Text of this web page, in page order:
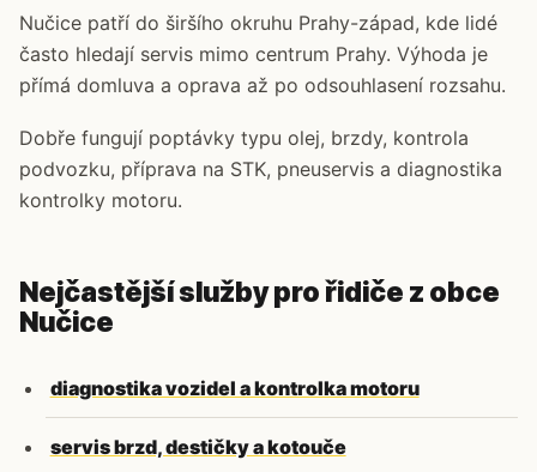
Nučice patří do širšího okruhu Prahy-západ, kde lidé
často hledají servis mimo centrum Prahy. Výhoda je
přímá domluva a oprava až po odsouhlasení rozsahu.
Dobře fungují poptávky typu olej, brzdy, kontrola
podvozku, příprava na STK, pneuservis a diagnostika
kontrolky motoru.
Nejčastější služby pro řidiče z obce
Nučice
diagnostika vozidel a kontrolka motoru
servis brzd, destičky a kotouče